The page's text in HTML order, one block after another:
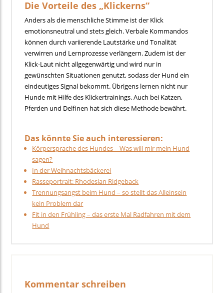
DieVorteile des „Klickerns“
Anders als die menschliche Stimme ist der Klick
emotionsneutral und stets gleich. Verbale Kommandos
können durch variierende Lautstärke und Tonalität
verwirren und Lernprozesse verlängern. Zudem ist der
Klick-Laut nicht allgegenwärtig und wird nur in
gewünschten Situationen genutzt, sodass der Hund ein
eindeutiges Signal bekommt. Übrigens lernen nicht nur
Hunde mit Hilfe des Klickertrainings. Auch bei Katzen,
Pferden und Delfinen hat sich diese Methode bewährt.
Das könnte Sie auch interessieren:
Körpersprache des Hundes – Was will mir mein Hund
sagen?
In der Weihnachtsbäckerei
Rasseportrait: Rhodesian Ridgeback
Trennungsangst beim Hund – so stellt das Alleinsein
kein Problem dar
Fit in den Frühling – das erste Mal Radfahren mit dem
Hund
Kommentar schreiben